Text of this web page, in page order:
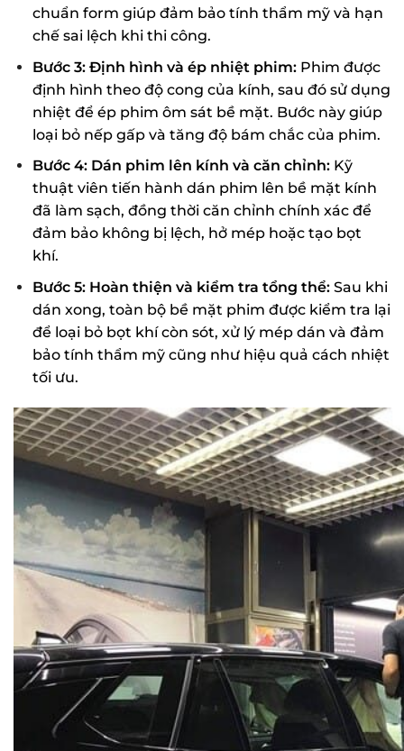
chuẩn form giúp đảm bảo tính thẩm mỹ và hạn
chế sai lệch khi thi công.
Bước 3: Định hình và ép nhiệt phim: Phim được
định hình theo độ cong của kính, sau đó sử dụng
nhiệt để ép phim ôm sát bề mặt. Bước này giúp
loại bỏ nếp gấp và tăng độ bám chắc của phim.
Bước 4: Dán phim lên kính và căn chỉnh: Kỹ
thuật viên tiến hành dán phim lên bề mặt kính
đã làm sạch, đồng thời căn chỉnh chính xác để
đảm bảo không bị lệch, hở mép hoặc tạo bọt
khí.
Bước 5: Hoàn thiện và kiểm tra tổng thể: Sau khi
dán xong, toàn bộ bề mặt phim được kiểm tra lại
để loại bỏ bọt khí còn sót, xử lý mép dán và đảm
bảo tính thẩm mỹ cũng như hiệu quả cách nhiệt
tối ưu.